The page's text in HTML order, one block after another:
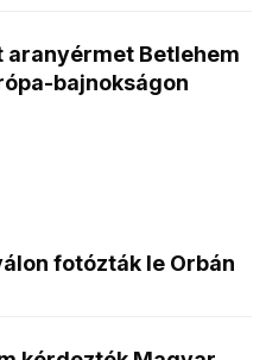
aranyérmet Betlehem
bajnokságon
fotózták le Orbán